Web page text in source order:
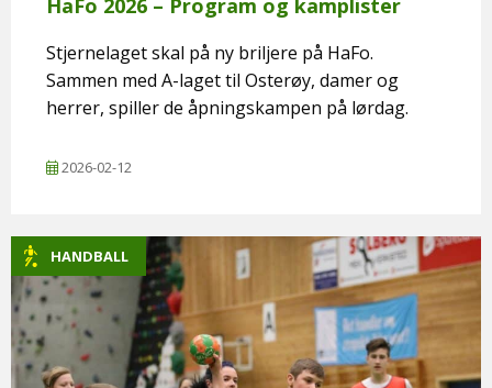
HaFo 2026 – Program og kamplister
Stjernelaget skal på ny briljere på HaFo.
Sammen med A-laget til Osterøy, damer og
herrer, spiller de åpningskampen på lørdag.
2026-02-12
HANDBALL